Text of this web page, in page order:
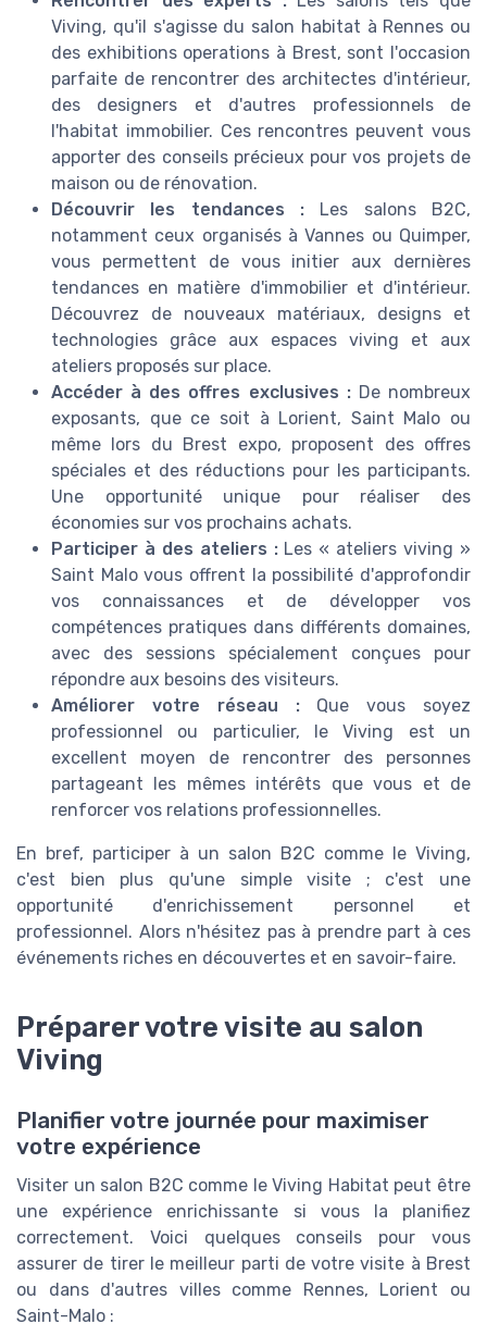
Viving, qu'il s'agisse du salon habitat à Rennes ou
des exhibitions operations à Brest, sont l'occasion
parfaite de rencontrer des architectes d'intérieur,
des designers et d'autres professionnels de
l'habitat immobilier. Ces rencontres peuvent vous
apporter des conseils précieux pour vos projets de
maison ou de rénovation.
Découvrir les tendances : Les salons B2C,
notamment ceux organisés à Vannes ou Quimper,
vous permettent de vous initier aux dernières
tendances en matière d'immobilier et d'intérieur.
Découvrez de nouveaux matériaux, designs et
technologies grâce aux espaces viving et aux
ateliers proposés sur place.
Accéder à des offres exclusives :De nombreux
exposants, que ce soit à Lorient, Saint Malo ou
même lors du Brest expo, proposent des offres
spéciales et des réductions pour les participants.
Une opportunité unique pour réaliser des
économies sur vos prochains achats.
Participer à des ateliers :Les « ateliers viving »
Saint Malo vous offrent la possibilité d'approfondir
vos connaissances et de développer vos
compétences pratiques dans différents domaines,
avec des sessions spécialement conçues pour
répondre aux besoins des visiteurs.
Améliorer votre réseau :Que vous soyez
professionnel ou particulier, le Viving est un
excellent moyen de rencontrer des personnes
partageant les mêmes intérêts que vous et de
renforcer vos relations professionnelles.
En bref, participer à un salon B2C comme le Viving,
c'est bien plus qu'une simple visite ; c'est une
opportunité d'enrichissement personnel et
professionnel. Alors n'hésitez pas à prendre part à ces
événements riches en découvertes et en savoir-faire.
Préparer votre visite au salon
Viving
Planifier votre journée pour maximiser
votre expérience
Visiter un salon B2C comme le Viving Habitat peut être
une expérience enrichissante si vous la planifiez
correctement. Voici quelques conseils pour vous
assurer de tirer le meilleur parti de votre visite à Brest
ou dans d'autres villes comme Rennes, Lorient ou
Saint-Malo :